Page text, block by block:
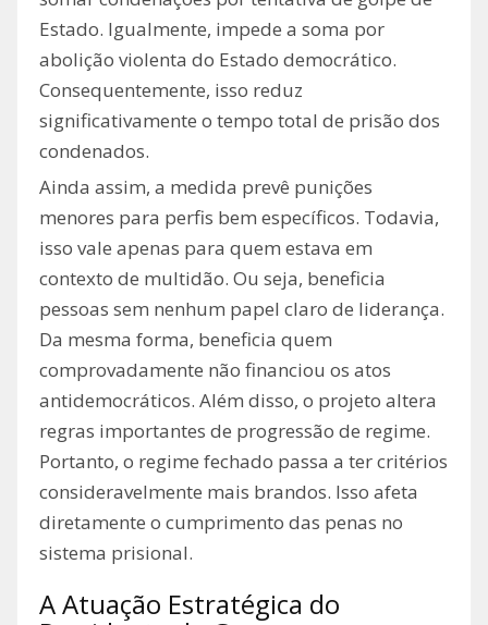
Estado. Igualmente, impede a soma por
abolição violenta do Estado democrático.
Consequentemente, isso reduz
significativamente o tempo total de prisão dos
condenados.
Ainda assim, a medida prevê punições
menores para perfis bem específicos. Todavia,
isso vale apenas para quem estava em
contexto de multidão. Ou seja, beneficia
pessoas sem nenhum papel claro de liderança.
Da mesma forma, beneficia quem
comprovadamente não financiou os atos
antidemocráticos. Além disso, o projeto altera
regras importantes de progressão de regime.
Portanto, o regime fechado passa a ter critérios
consideravelmente mais brandos. Isso afeta
diretamente o cumprimento das penas no
sistema prisional.
A Atuação Estratégica do